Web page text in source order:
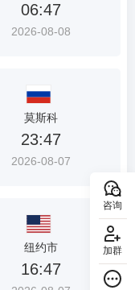
咨询
加群
06:47
2026-08-08
莫斯科
23:47
2026-08-07
纽约市
16:47